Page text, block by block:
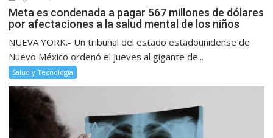
Meta es condenada a pagar 567 millones de dólares
por afectaciones a la salud mental de los niños
NUEVA YORK.- Un tribunal del estado estadounidense de
Nuevo México ordenó el jueves al gigante de...
Salud y Tecnología